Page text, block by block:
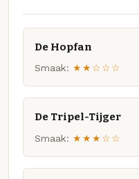
De Hopfan
Smaak: ★★☆☆☆
De Tripel-Tijger
Smaak: ★★★☆☆